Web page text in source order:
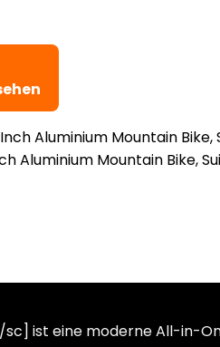
Aluminium Mountain Bike,
ist eine moderne All-in-